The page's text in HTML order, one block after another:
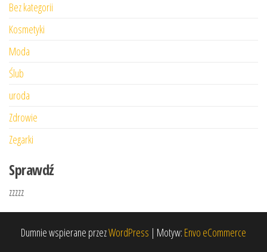
Bez kategorii
Kosmetyki
Moda
Ślub
uroda
Zdrowie
Zegarki
Sprawdź
zzzzz
Dumnie wspierane przezWordPress | Motyw: Envo eCommerce